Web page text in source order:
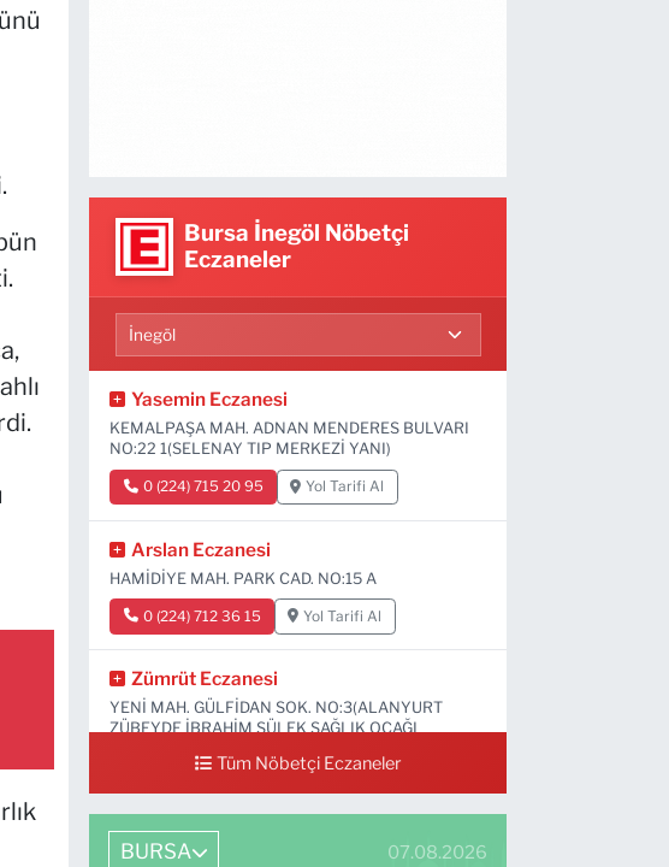
Bursa İnegöl Nöbetçi
Eczaneler
Yasemin Eczanesi
KEMALPAŞA MAH. ADNAN MENDERES BULVARI
NO:22 1(SELENAY TIP MERKEZİ YANI)
0 (224) 715 20 95 Yol Tarifi Al
Arslan Eczanesi
HAMİDİYE MAH. PARK CAD. NO:15 A
0 (224) 712 36 15 Yol Tarifi Al
Zümrüt Eczanesi
YENİ MAH. GÜLFİDAN SOK. NO:3(ALANYURT
ZÜBEYDE İBRAHİM SÜLEK SAĞLIK OCAĞI
Tüm Nöbetçi Eczaneler
BURSA 07.08.2026